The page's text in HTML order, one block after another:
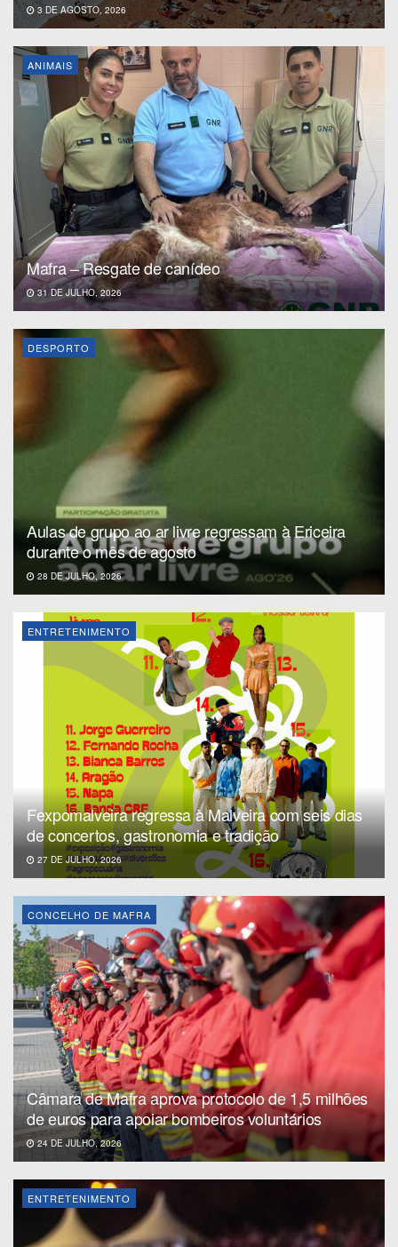
3 DE AGOSTO, 2026
ANIMAIS
Mafra – Resgate de canídeo
31 DE JULHO, 2026
DESPORTO
Aulas de grupo ao ar livre regressam à Ericeira
durante o mês de agosto
28 DE JULHO, 2026
ENTRETENIMENTO
Fexpomalveira regressa à Malveira com seis dias
de concertos, gastronomia e tradição
27 DE JULHO, 2026
CONCELHO DE MAFRA
Câmara de Mafra aprova protocolo de 1,5 milhões
de euros para apoiar bombeiros voluntários
24 DE JULHO, 2026
ENTRETENIMENTO